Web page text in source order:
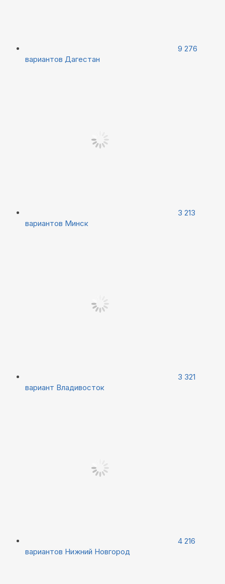
9 276
вариантов Дагестан
3 213
вариантов Минск
3 321
вариант Владивосток
4 216
вариантов Нижний Новгород